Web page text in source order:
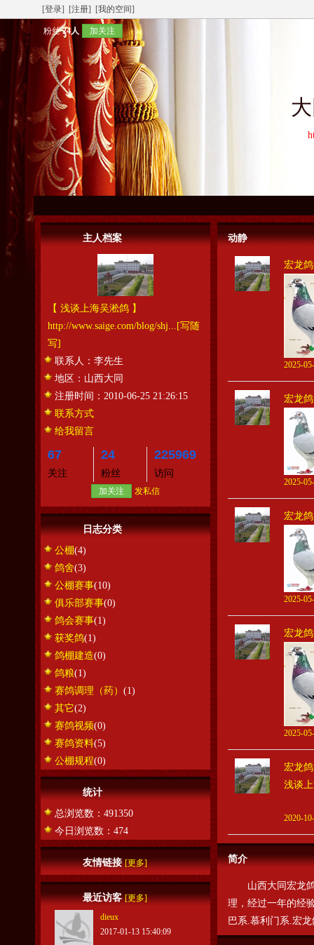
[登录] [注册] [我的空间]
粉丝24人 加关注
主人档案
【 浅谈上海吴淞鸽 】
http://www.saige.com/blog/shj... [写随
写]
联系人： 李先生
地区： 山西大同
注册时间： 2010-06-25 21:26:15
联系方式
给我留言
67
关注
24
粉丝
225969
访问
加关注 发私信
日志分类
公棚(4)
鸽舍(3)
公棚赛事(10)
俱乐部赛事(0)
鸽会赛事(1)
获奖鸽(1)
鸽棚建造(0)
鸽粮(1)
赛鸽调理（药） (1)
其它(2)
赛鸽视频(0)
赛鸽资料(5)
公棚规程(0)
统计
总浏览数：491350
今日浏览数：474
友情链接[更多]
最近访客[更多]
dieux
2017-01-13 15:40:09
动静
宏龙
2025-
宏龙
2025-
宏龙
2025-
宏龙
2025-
宏龙
浅谈
2020-
简介
山西大同宏龙鸽
理，经过一年的经
巴系.慕利门系.宏